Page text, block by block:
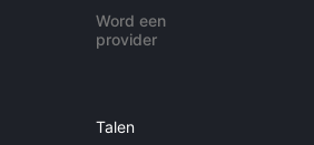
Word een
provider
Talen